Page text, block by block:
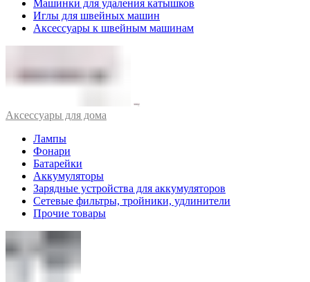
Машинки для удаления катышков
Иглы для швейных машин
Аксессуары к швейным машинам
Аксессуары для дома
Лампы
Фонари
Батарейки
Аккумуляторы
Зарядные устройства для аккумуляторов
Сетевые фильтры, тройники, удлинители
Прочие товары